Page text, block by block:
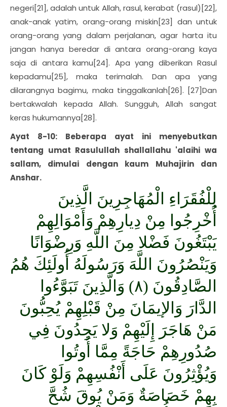
negeri[21], adalah untuk Allah, rasul, kerabat (rasul)[22],
anak-anak yatim, orang-orang miskin[23] dan untuk
orang-orang yang dalam perjalanan, agar harta itu
jangan hanya beredar di antara orang-orang kaya
saja di antara kamu[24]. Apa yang diberikan Rasul
kepadamu[25], maka terimalah. Dan apa yang
dilarangnya bagimu, maka tinggalkanlah[26]. [27]Dan
bertakwalah kepada Allah. Sungguh, Allah sangat
keras hukumannya[28].
Ayat 8-10: Beberapa ayat ini menyebutkan
tentang umat Rasulullah shallallahu 'alaihi wa
sallam, dimulai dengan kaum Muhajirin dan
Anshar.
لِلْفُقَرَاءِ الْمُهَاجِرِينَ الَّذِينَ
أُخْرِجُوا مِنْ دِيارِهِمْ وَأَمْوَالِهِمْ
يَبْتَغُونَ فَضْلا مِنَ اللَّهِ وَرِضْوَانًا
وَيَنْصُرُونَ اللَّهَ وَرَسُولَهُ أُولَئِكَ هُمُ
الصَّادِقُونَ (٨) وَالَّذِينَ تَبَوَّءُوا
الدَّارَ وَالإيمَانَ مِنْ قَبْلِهِمْ يُحِبُّونَ
مَنْ هَاجَرَ إِلَيْهِمْ وَلا يَجِدُونَ فِي
صُدُورِهِمْ حَاجَةً مِمَّا أُوتُوا
وَيُؤْثِرُونَ عَلَى أَنْفُسِهِمْ وَلَوْ كَانَ
بِهِمْ خَصَاصَةٌ وَمَنْ يُوقَ شُحَّ